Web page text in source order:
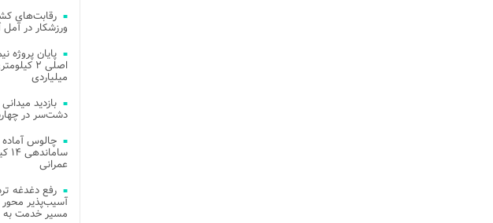
ورزشکار در
میلیاردی
دشت‌سر در
چالوس
عمرانی
رفع دغدغه
آسیب‌پذیر محور
مسیر خدمت به